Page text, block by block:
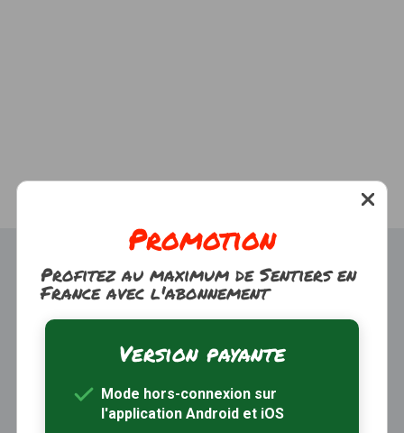
Trouver une randonnée À propos
Inscription / Connexion
Promotion
Profitez au maximum de Sentiers en
France avec l'abonnement
Version payante
Mode hors-connexion sur
l'application Android et iOS